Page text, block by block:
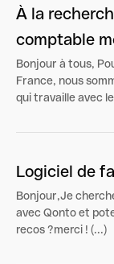
À la
comptable
Bonjour à tous,
France, nous
qui travaille avec
Logiciel de
Bonjour,Je
avec Qonto et
recos ?merci ! (...)